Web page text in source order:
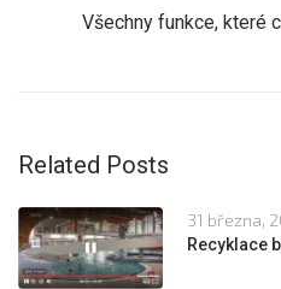
Všechny funkce, které
Related Posts
31 března,
Recyklace